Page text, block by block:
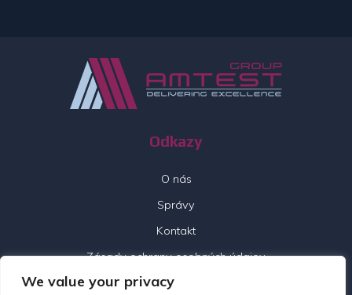
We value your privacy
Odkazy
O nás
Správy
Kontakt
Zásady ochrany osobných údajov